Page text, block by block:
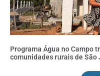
Programa Água no Campo
comunidades rurais de São